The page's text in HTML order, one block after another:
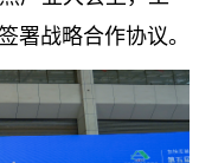
署战略合作协议。